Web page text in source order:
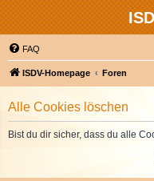
FAQ
ISDV-Homepage Foren
Alle Cookies löschen
Bist du dir sicher, dass du alle